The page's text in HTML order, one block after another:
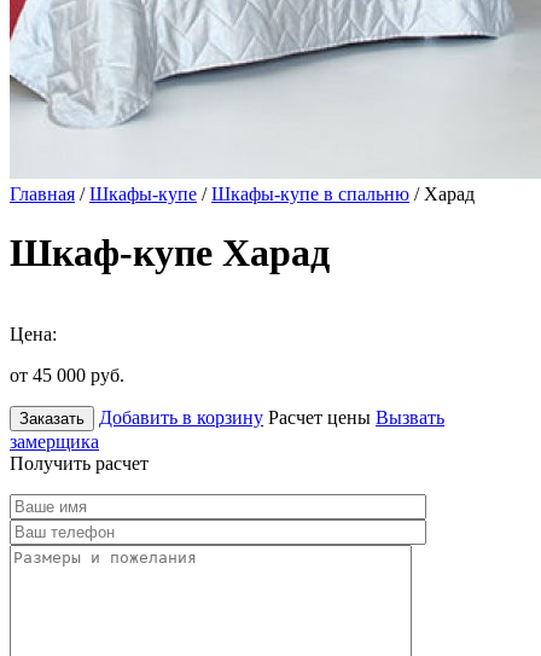
Главная /Шкафы-купе /Шкафы-купе в спальню / Харад
Шкаф-купе Харад
Цена:
от 45 000 руб.
Заказать Добавить в корзину Расчет цены Вызвать
замерщика
Получить расчет